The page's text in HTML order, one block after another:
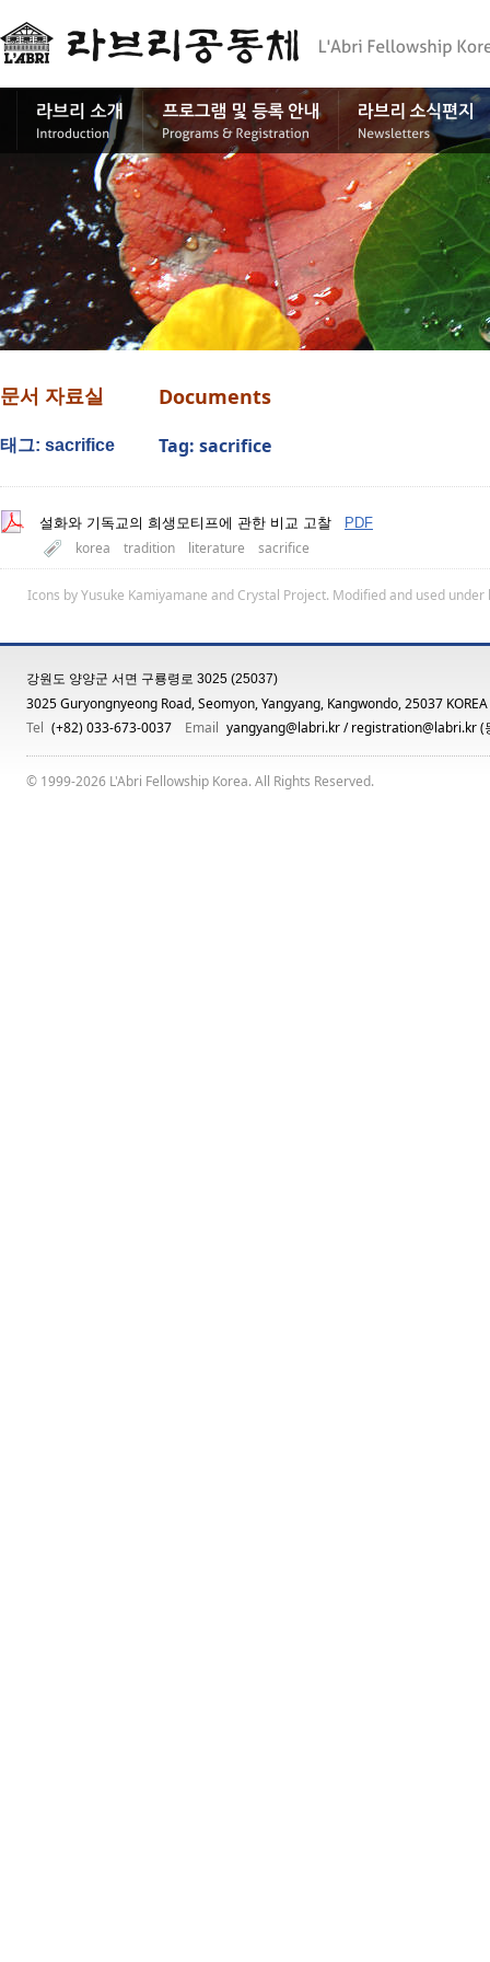
문서 자료실
태그: sacrifice
Documents
Tag: sacrifice
설화와 기독교의 희생모티프에 관한 비교 고찰 PDF
korea tradition literature sacrifice
Icons byYusuke Kamiyamane and Crystal Project. Modified and used under
강원도 양양군 서면 구룡령로 3025 (25037)
3025 Guryongnyeong Road, Seomyon, Yangyang, Kangwondo, 25037 KOREA
Tel (+82) 033-673-0037 Email yangyang@labri.kr/registration@labri.kr(
© 1999-2026 L'Abri Fellowship Korea. All Rights Reserved.